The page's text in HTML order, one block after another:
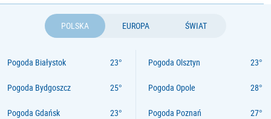
POLSKA EUROPA ŚWIAT
Pogoda Białystok
Pogoda Bydgoszcz
Pogoda Gdańsk
Pogoda Olsztyn
Pogoda Opole
Pogoda Poznań